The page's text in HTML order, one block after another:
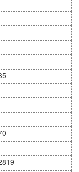
在一些特殊時
能會有所調
停受理大陸遊
的變化和防疫政
調整。
外，中國公民在
項。例如，要了
的法律法規和
疫情形勢和防
簽取決於其持有
條件。對於普通
才能前往越南。
細了解相關政策